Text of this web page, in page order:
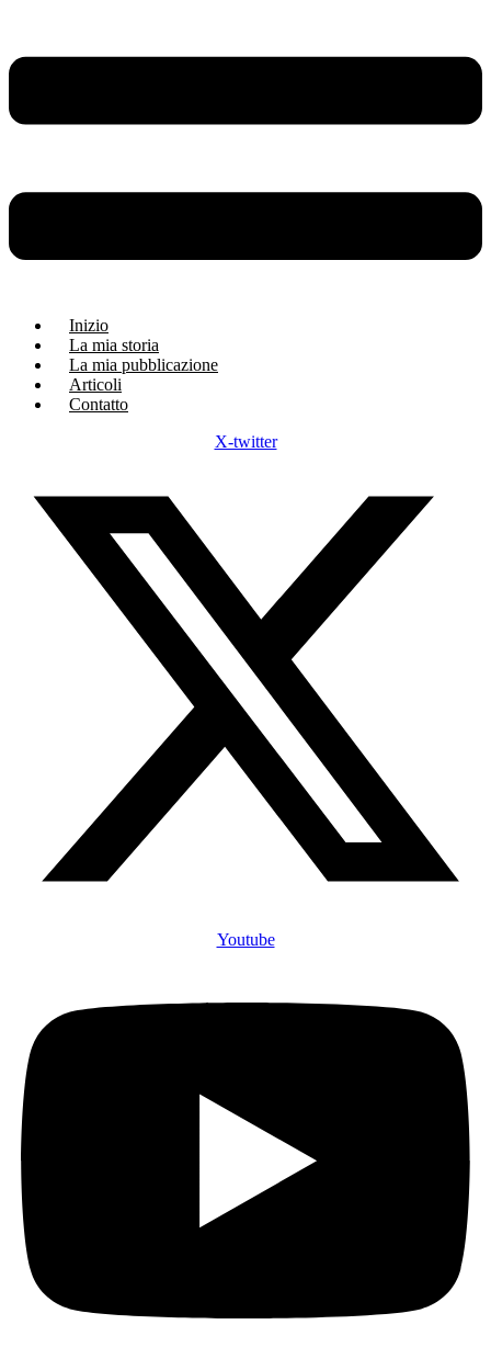
Inizio
La mia storia
La mia pubblicazione
Articoli
Contatto
X-twitter
Youtube